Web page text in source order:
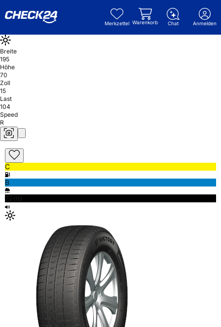
Merkzettel Warenkorb Chat Anmelden
Breite
195
Höhe
70
Zoll
15
Last
104
Speed
R
C
B
72db